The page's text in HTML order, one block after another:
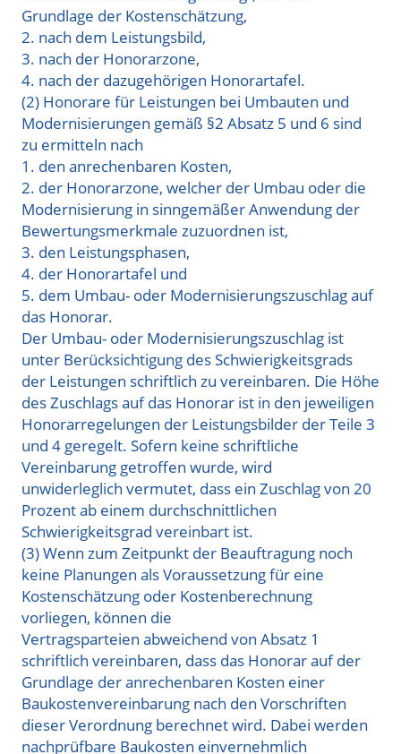
Grundlage der Kostenschätzung,
2. nach dem Leistungsbild,
3. nach der Honorarzone,
4. nach der dazugehörigen Honorartafel.
(2) Honorare für Leistungen bei Umbauten und
Modernisierungen gemäß §2 Absatz 5 und 6 sind
zu ermitteln nach
1. den anrechenbaren Kosten,
2. der Honorarzone, welcher der Umbau oder die
Modernisierung in sinngemäßer Anwendung der
Bewertungsmerkmale zuzuordnen ist,
3. den Leistungsphasen,
4. der Honorartafel und
5. dem Umbau- oder Modernisierungszuschlag auf
das Honorar.
Der Umbau- oder Modernisierungszuschlag ist
unter Berücksichtigung des Schwierigkeitsgrads
der Leistungen schriftlich zu vereinbaren. Die Höhe
des Zuschlags auf das Honorar ist in den jeweiligen
Honorarregelungen der Leistungsbilder der Teile 3
und 4 geregelt. Sofern keine schriftliche
Vereinbarung getroffen wurde, wird
unwiderleglich vermutet, dass ein Zuschlag von 20
Prozent ab einem durchschnittlichen
Schwierigkeitsgrad vereinbart ist.
(3) Wenn zum Zeitpunkt der Beauftragung noch
keine Planungen als Voraussetzung für eine
Kostenschätzung oder Kostenberechnung
vorliegen, können die
Vertragsparteien abweichend von Absatz 1
schriftlich vereinbaren, dass das Honorar auf der
Grundlage der anrechenbaren Kosten einer
Baukostenvereinbarung nach den Vorschriften
dieser Verordnung berechnet wird. Dabei werden
nachprüfbare Baukosten einvernehmlich